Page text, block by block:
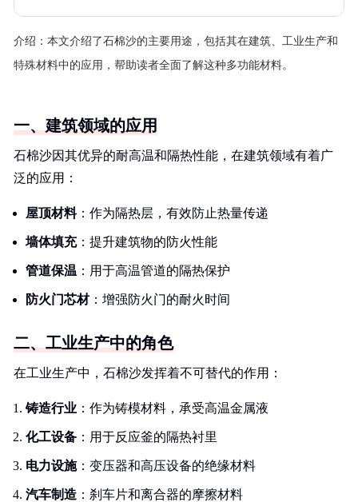
介绍： 本文介绍了石棉沙的主要用途，包括其在建筑、工业生产和
特殊材料中的应用，帮助读者全面了解这种多功能材料。
一、建筑领域的应用
石棉沙因其优异的耐高温和隔热性能，在建筑领域有着广
泛的应用：
屋顶材料：作为隔热层，有效防止热量传递
墙体填充：提升建筑物的防火性能
管道保温 ：用于高温管道的隔热保护
防火门芯材：增强防火门的耐火时间
二、工业生产中的角色
在工业生产中，石棉沙发挥着不可替代的作用：
铸造行业 ：作为铸模材料，承受高温金属液
化工设备 ：用于反应釜的隔热衬里
电力设施：变压器和高压设备的绝缘材料
汽车制造 ：刹车片和离合器的摩擦材料